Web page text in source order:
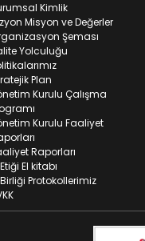
Kimlik
Misyon ve Değerler
Şeması
Yolculuğu
Plan
Kurulu Çalışma
Kurulu Faaliyet
Raporları
El kitabı
Protokollerimiz